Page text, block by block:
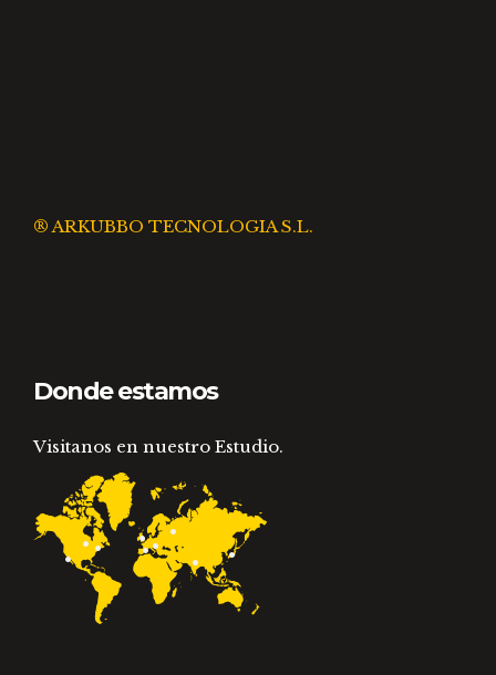
® ARKUBBO TECNOLOGIA S.L.
Donde estamos
Visitanos en nuestro Estudio.